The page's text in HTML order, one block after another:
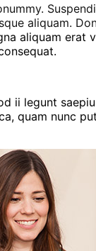
aliquam.
aliquam
ii legunt
quam nunc